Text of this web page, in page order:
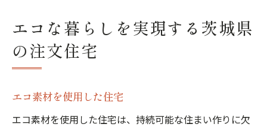
エコな暮らしを実現する茨城県
の注文住宅
エコ素材を使用した住宅
エコ素材を使用した住宅は、持続可能な住まい作りに欠